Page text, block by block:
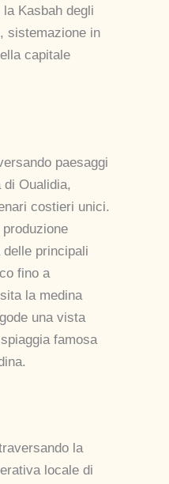
Kasbah degli
sistemazione in
capitale
paesaggi
Oualidia,
costieri unici.
principali
fino a
la medina
una vista
famosa
la
locale di